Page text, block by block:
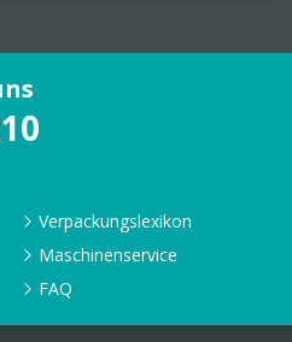
Verpackungslexikon
Maschinenservice
FAQ